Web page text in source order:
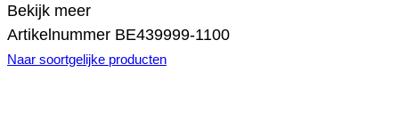
Bekijk meer
Artikelnummer BE439999-1100
Naar soortgelijke producten